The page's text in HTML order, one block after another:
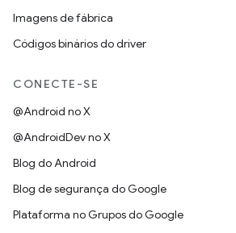
Imagens de fábrica
Códigos binários do driver
CONECTE-SE
@Android no X
@AndroidDev no X
Blog do Android
Blog de segurança do Google
Plataforma no Grupos do Google